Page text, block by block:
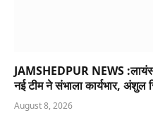
JAMSHEDPUR NEWS
नई टीम ने संभाला कार्यभार, अंशुल
August 8, 2026